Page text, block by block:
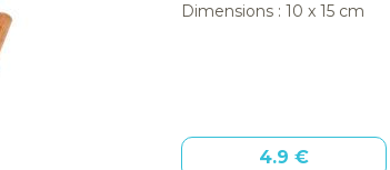
Dimensions : 10 x 15 cm
4.9 €